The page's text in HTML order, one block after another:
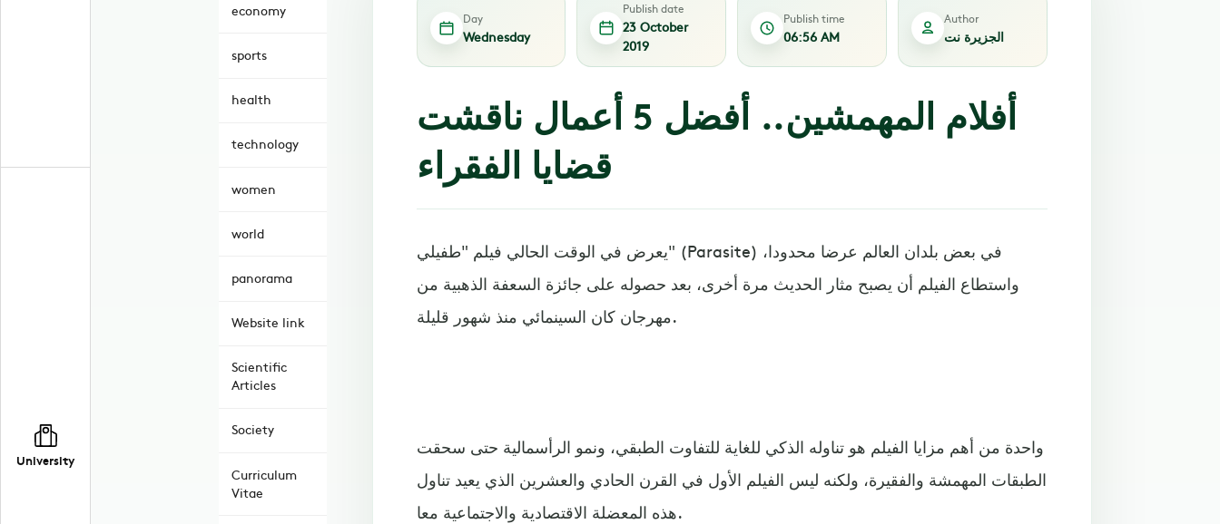
University
economy
sports
health
technology
women
world
panorama
Website link
Scientific
Articles
Society
Curriculum
Vitae
Day
Wednesday
Publish date
23 October
2019
Publish time
06:56 AM
Author
الجزيرة نت
أفلام المهمشين.. أفضل 5 أعمال ناقشت
قضايا الفقراء
يعرض في الوقت الحالي فيلم "طفيلي" (Parasite) في بعض بلدان العالم عرضا محدودا،
واستطاع الفيلم أن يصبح مثار الحديث مرة أخرى، بعد حصوله على جائزة السعفة الذهبية من
مهرجان كان السينمائي منذ شهور قليلة.
واحدة من أهم مزايا الفيلم هو تناوله الذكي للغاية للتفاوت الطبقي، ونمو الرأسمالية حتى سحقت
الطبقات المهمشة والفقيرة، ولكنه ليس الفيلم الأول في القرن الحادي والعشرين الذي يعيد تناول
هذه المعضلة الاقتصادية والاجتماعية معا.